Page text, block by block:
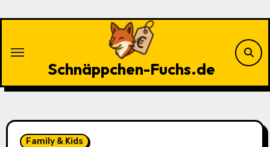
Schnäppchen-Fuchs.de
Family & Kids